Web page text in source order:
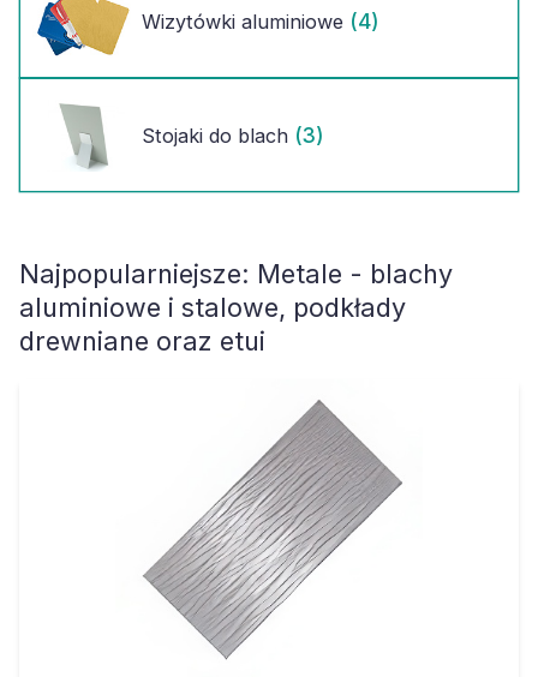
Wizytówki aluminiowe (4)
Stojaki do blach (3)
Najpopularniejsze: Metale - blachy
aluminiowe i stalowe, podkłady
drewniane oraz etui